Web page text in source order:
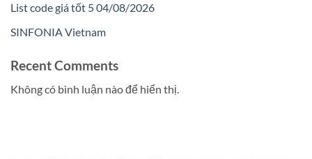
List code giá tốt 5 04/08/2026
SINFONIA Vietnam
Recent Comments
Không có bình luận nào để hiển thị.